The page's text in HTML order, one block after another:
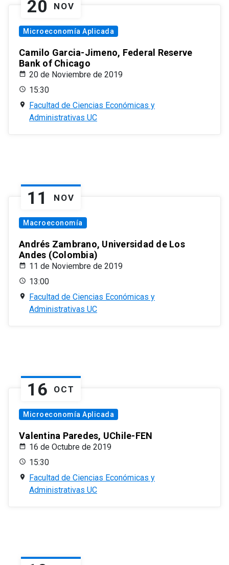
20 NOV
Microeconomía Aplicada
Camilo Garcia-Jimeno, Federal Reserve
Bank of Chicago
20 de Noviembre de 2019
15:30
Facultad de Ciencias Económicas y
Administrativas UC
11 NOV
Macroeconomía
Andrés Zambrano, Universidad de Los
Andes (Colombia)
11 de Noviembre de 2019
13:00
Facultad de Ciencias Económicas y
Administrativas UC
16 OCT
Microeconomía Aplicada
Valentina Paredes, UChile-FEN
16 de Octubre de 2019
15:30
Facultad de Ciencias Económicas y
Administrativas UC